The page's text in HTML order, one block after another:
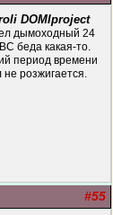
DOMIproject
дымоходный 24
беда какая-то.
период времени
не розжигается.
#55